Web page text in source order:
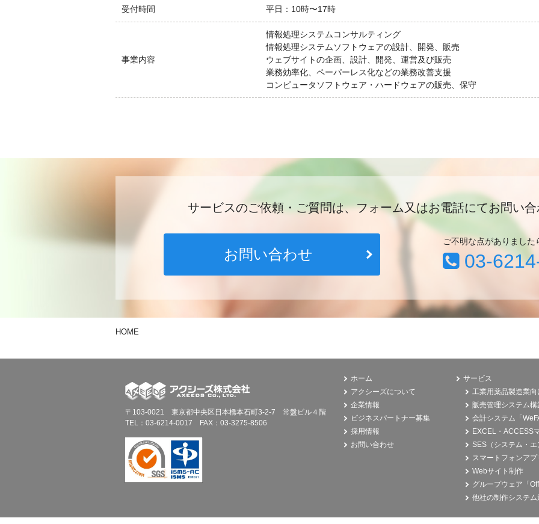
受付時間 平日：10時〜17時
事業内容
情報処理システムコンサルティング
情報処理システムソフトウェアの設計、開発、販売
ウェブサイトの企画、設計、開発、運営及び販売
業務効率化、ペーパーレス化などの業務改善支援
コンピュータソフトウェア・ハードウェアの販売、保守
サービスのご依頼・ご質問は、フォーム又はお電話にてお問い
お問い合わせ
ご不明な点がありまし
03-
HOME
〒103-0021 東京都中央区日本橋本石町3-2-7 常盤ビル４階
TEL：03-6214-0017 FAX：03-3275-8506
ホーム
アクシーズについて
企業情報
ビジネスパートナー募集
採用情報
お問い合わせ
サービス
工業用薬品製造業
販売管理システム構
会計システム「
EXCEL・ACCESS
SES（システム・
スマートフォンア
Webサイト制作
グループウェア「
他社の制作システ